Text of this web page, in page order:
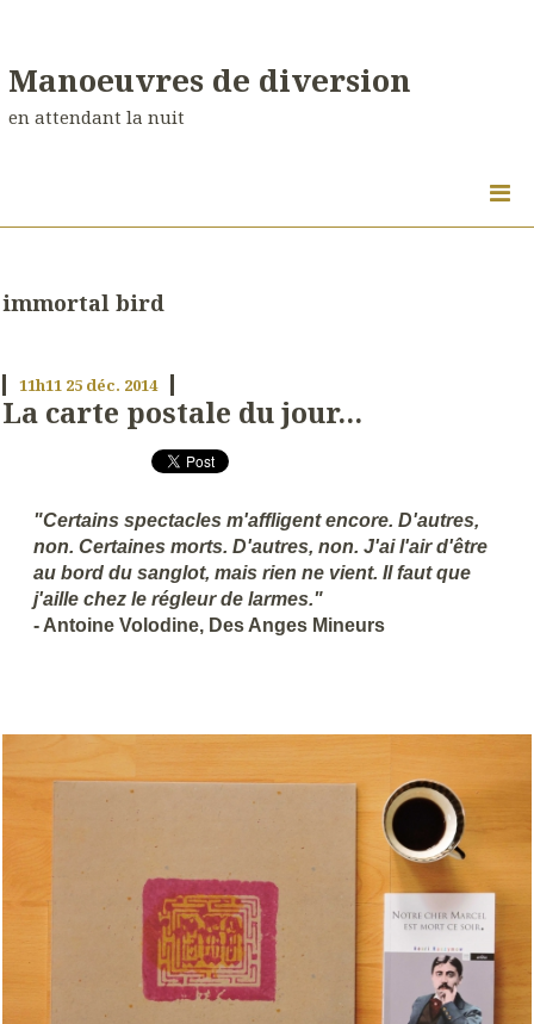
Manoeuvres de diversion
en attendant la nuit
immortal bird
11h11 25 déc. 2014
La carte postale du jour...
"Certains spectacles m'affligent encore. D'autres,
non. Certaines morts. D'autres, non. J'ai l'air d'être
au bord du sanglot, mais rien ne vient. Il faut que
j'aille chez le régleur de larmes."
- Antoine Volodine, Des Anges Mineurs